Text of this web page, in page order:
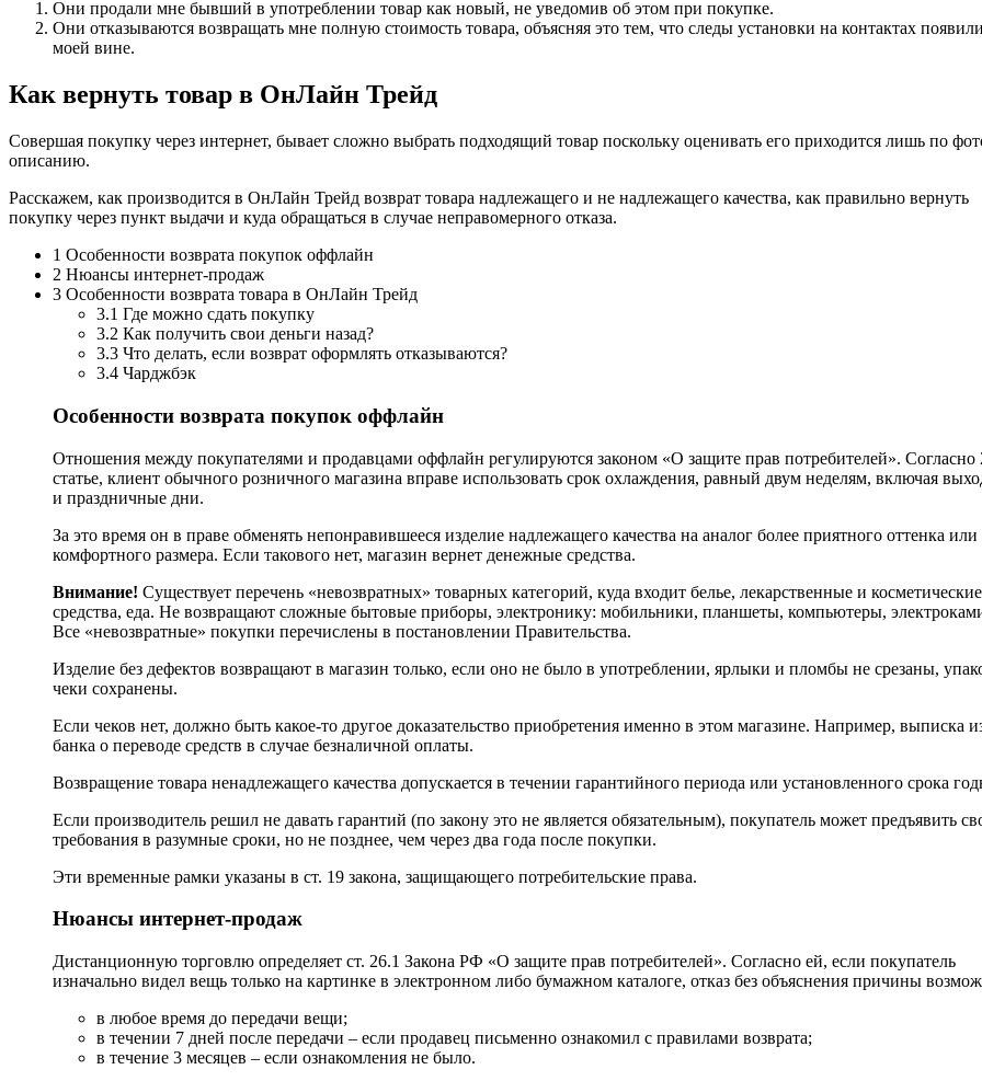
Они продали мне бывший в употреблении товар как новый, не уведомив об этом при покупке.
Они отказываются возвращать мне полную стоимость товара, объясняя это тем, что следы установки на контактах
моей вине.
Как вернуть товар в ОнЛайн Трейд
Совершая покупку через интернет, бывает сложно выбрать подходящий товар поскольку оценивать его приходится лишь по
описанию.
Расскажем, как производится в ОнЛайн Трейд возврат товара надлежащего и не надлежащего качества, как правильно вернуть
покупку через пункт выдачи и куда обращаться в случае неправомерного отказа.
1 Особенности возврата покупок оффлайн
2 Нюансы интернет-продаж
3 Особенности возврата товара в ОнЛайн Трейд
3.1 Где можно сдать покупку
3.2 Как получить свои деньги назад?
3.3 Что делать, если возврат оформлять отказываются?
3.4 Чарджбэк
Особенности возврата покупок оффлайн
Отношения между покупателями и продавцами оффлайн регулируются законом «О защите прав потребителей». Согласно
статье, клиент обычного розничного магазина вправе использовать срок охлаждения, равный двум неделям, включая
и праздничные дни.
За это время он в праве обменять непонравившееся изделие надлежащего качества на аналог более приятного оттенка или
комфортного размера. Если такового нет, магазин вернет денежные средства.
Внимание! Существует перечень «невозвратных» товарных категорий, куда входит белье, лекарственные и косметические
средства, еда. Не возвращают сложные бытовые приборы, электронику: мобильники, планшеты, компьютеры,
Все «невозвратные» покупки перечислены в постановлении Правительства.
Изделие без дефектов возвращают в магазин только, если оно не было в употреблении, ярлыки и пломбы не срезаны,
чеки сохранены.
Если чеков нет, должно быть какое-то другое доказательство приобретения именно в этом магазине. Например, выписка
банка о переводе средств в случае безналичной оплаты.
Возвращение товара ненадлежащего качества допускается в течении гарантийного периода или установленного срока
Если производитель решил не давать гарантий (по закону это не является обязательным), покупатель может предъявить
требования в разумные сроки, но не позднее, чем через два года после покупки.
Эти временные рамки указаны в ст. 19 закона, защищающего потребительские права.
Нюансы интернет-продаж
Дистанционную торговлю определяет ст. 26.1 Закона РФ «О защите прав потребителей». Согласно ей, если покупатель
изначально видел вещь только на картинке в электронном либо бумажном каталоге, отказ без объяснения причины
в любое время до передачи вещи;
в течении 7 дней после передачи – если продавец письменно ознакомил с правилами возврата;
в течение 3 месяцев – если ознакомления не было.